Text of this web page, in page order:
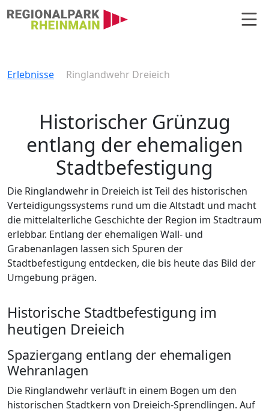
Hauptnavigation
Erlebnisse Ringlandwehr Dreieich
Historischer Grünzug
entlang der ehemaligen
Stadtbefestigung
Die Ringlandwehr in Dreieich ist Teil des historischen
Verteidigungssystems rund um die Altstadt und macht
die mittelalterliche Geschichte der Region im Stadtraum
erlebbar. Entlang der ehemaligen Wall- und
Grabenanlagen lassen sich Spuren der
Stadtbefestigung entdecken, die bis heute das Bild der
Umgebung prägen.
Historische Stadtbefestigung im
heutigen Dreieich
Spaziergang entlang der ehemaligen
Wehranlagen
Die Ringlandwehr verläuft in einem Bogen um den
historischen Stadtkern von Dreieich-Sprendlingen. Auf